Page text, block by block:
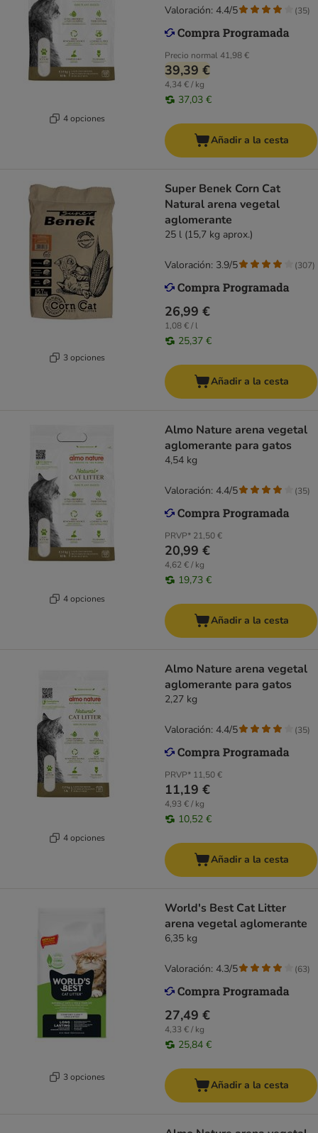
4 opciones
Precio normal41,98 €
39,39 €
4,34 € / kg
37,03 €
Valoración: 4.4/5 (35)
Añadir a la cesta
3 opciones
Super Benek Corn Cat
Natural arena vegetal
aglomerante
25 l (15,7 kg aprox.)
26,99 €
1,08 € / l
25,37 €
Valoración: 3.9/5 (307)
Añadir a la cesta
4 opciones
Almo Nature arena vegetal
aglomerante para gatos
4,54 kg
PRVP* 21,50 €
20,99 €
4,62 € / kg
19,73 €
Valoración: 4.4/5 (35)
Añadir a la cesta
4 opciones
Almo Nature arena vegetal
aglomerante para gatos
2,27 kg
PRVP* 11,50 €
11,19 €
4,93 € / kg
10,52 €
Valoración: 4.4/5 (35)
Añadir a la cesta
3 opciones
World's Best Cat Litter
arena vegetal aglomerante
6,35 kg
27,49 €
4,33 € / kg
25,84 €
Valoración: 4.3/5 (63)
Añadir a la cesta